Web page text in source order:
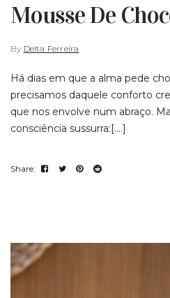
Mousse De
By Delta Ferreira
Há dias em que a alma pede
precisamos daquele conforto
que nos envolve num abraço.
consciência sussurra:[....]